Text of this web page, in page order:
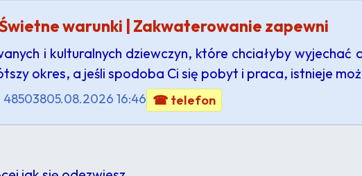
Świetne warunki | Zakwaterowanie zapewni
i kulturalnych dziewczyn, które chciałyby wyjechać
okres, a jeśli spodoba Ci się pobyt i praca, istnieje
48503805.08.2026 16:46 ☎ telefon